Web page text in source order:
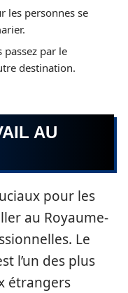
les personnes se
passez par le
destination.
AU
pour les
au Royaume-
Le
l’un des plus
étrangers